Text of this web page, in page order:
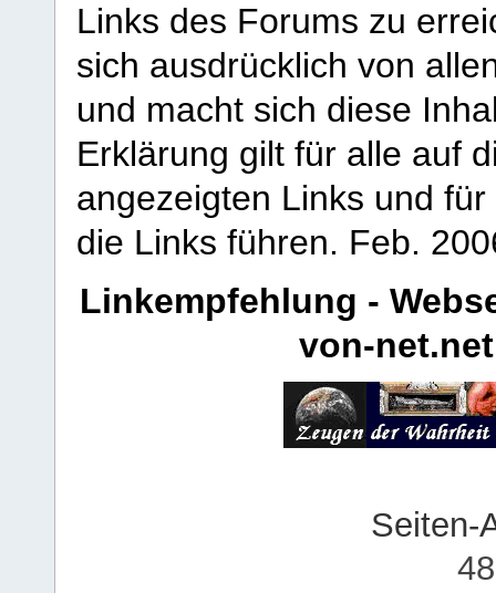
Links des Forums zu
sich ausdrücklich von
und macht sich diese
Erklärung gilt für alle auf
angezeigten Links und
die Links führen. Feb.
Linkempfehlung -
von-net.net
Seiten-